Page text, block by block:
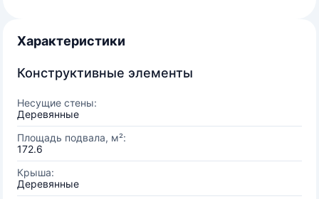
Характеристики
Конструктивные элементы
Несущие стены:
Деревянные
Площадь подвала, м²:
172.6
Крыша:
Деревянные